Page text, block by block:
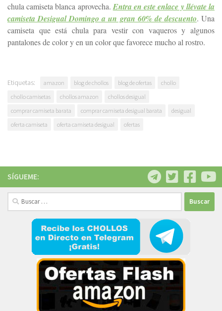
chula camiseta blanca aprovecha. Entra en este enlace y llévate la
camiseta Desigual Domingo a un gran 60% de descuento. Una
camiseta que está chula para vestir con vaqueros y algunos
pantalones de color y en un color que favorece mucho al rostro.
Etiquetas: amazon blog de chollos blog de ofertas
chollo
chollo camisetas
chollos amazon
chollos desigual
comprar camiseta barata
comprar camiseta desigual barata
desigual
oferta camiseta
oferta camiseta desigual ofertas
SÍGUEME:
Buscar: